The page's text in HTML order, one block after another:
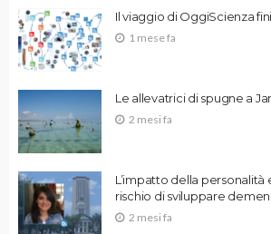
Il viaggio di OggiScienza
1 mese fa
Le allevatrici di spugne a
2 mesi fa
L’impatto della personalità
rischio di sviluppare
2 mesi fa